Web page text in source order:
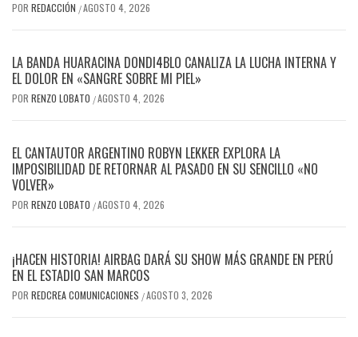
POR REDACCIÓN /AGOSTO 4, 2026
LA BANDA HUARACINA DONDI4BLO CANALIZA LA LUCHA INTERNA Y
EL DOLOR EN «SANGRE SOBRE MI PIEL»
POR RENZO LOBATO /AGOSTO 4, 2026
EL CANTAUTOR ARGENTINO ROBYN LEKKER EXPLORA LA
IMPOSIBILIDAD DE RETORNAR AL PASADO EN SU SENCILLO «NO
VOLVER»
POR RENZO LOBATO /AGOSTO 4, 2026
¡HACEN HISTORIA! AIRBAG DARÁ SU SHOW MÁS GRANDE EN PERÚ
EN EL ESTADIO SAN MARCOS
POR REDCREA COMUNICACIONES /AGOSTO 3, 2026